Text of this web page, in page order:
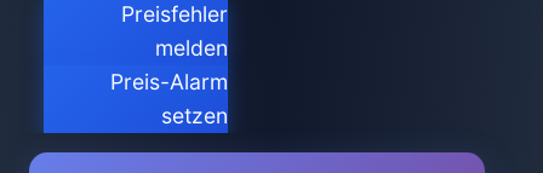
Preisfehler
melden
Preis-Alarm
setzen